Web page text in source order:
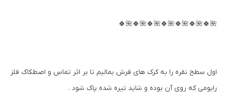
🌺🍀🌺🍀🌺🍀🌺🍀🌺🍀🌺🍀🌺🍀
اول سطح نقره را به کرک های فرش بمالیم تا بر اثر تماس و اصطکاک فلز
رایومی که روی آن بوده و شاید تیره شده پاک شود .